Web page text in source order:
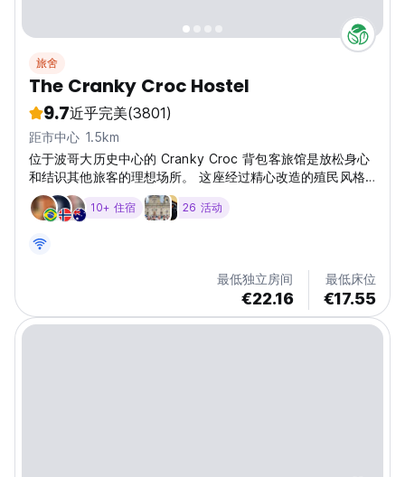
旅舍
The Cranky Croc Hostel
9.7近乎完美(3801)
距市中心 1.5km
位于波哥大历史中心的 Cranky Croc 背包客旅馆是放松身心
和结识其他旅客的理想场所。 这座经过精心改造的殖民风格
房屋靠近波哥大最有趣的景点、博物馆和夜生活场所，设有室
外露台、带大屏幕电视、Netflix 和 DirectV 的休息室、酒吧
网终端， 24 小时热水、宿舍内带电源插座和许多挂钩的储物
柜、旅游信息、带羽绒被和阅读灯的大床、毛巾、免费行李寄
存、洗衣服务和许多社交活动。 (Auto-translated from
10+ 住宿 26 活动
最低独立房间
€22.16
最低床位
€17.55